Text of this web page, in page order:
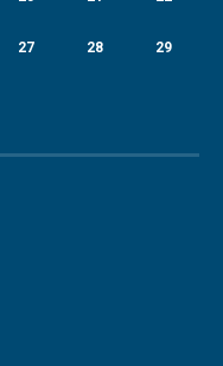
27 28 29